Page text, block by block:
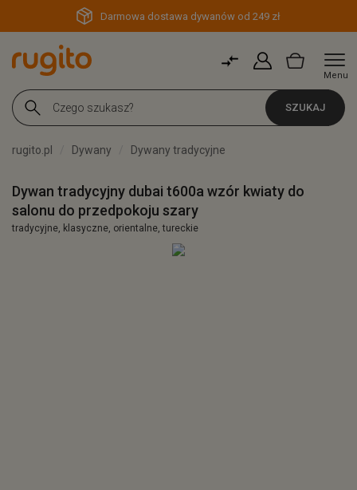
Darmowa dostawa dywanów od 249 zł
Menu
SZUKAJ
rugito.pl Dywany Dywany tradycyjne
Dywan tradycyjny dubai t600a wzór kwiaty do
salonu do przedpokoju szary
tradycyjne, klasyczne, orientalne, tureckie